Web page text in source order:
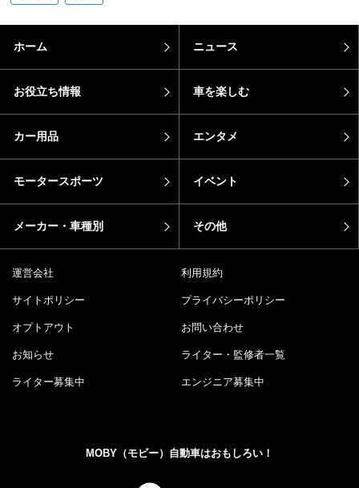
ホーム ニュース
お役立ち情報 車を楽しむ
カー用品 エンタメ
モータースポーツ イベント
メーカー・車種別 その他
運営会社 利用規約
サイトポリシー プライバシーポリシー
オプトアウト お問い合わせ
お知らせ ライター・監修者一覧
ライター募集中 エンジニア募集中
MOBY（モビー）自動車はおもしろい！